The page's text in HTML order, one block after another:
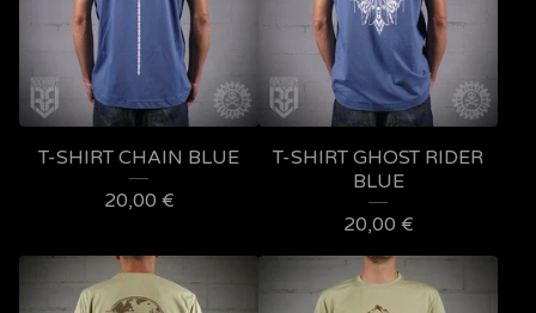
T-SHIRT CHAIN BLUE
20,00 €
T-SHIRT GHOST RIDER
BLUE
20,00 €